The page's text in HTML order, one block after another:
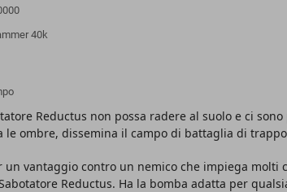
40k
Reductus non possa radere al suolo e ci
ombre, dissemina il campo di battaglia di
vantaggio contro un nemico che impiega molti
Reductus. Ha la bomba adatta per